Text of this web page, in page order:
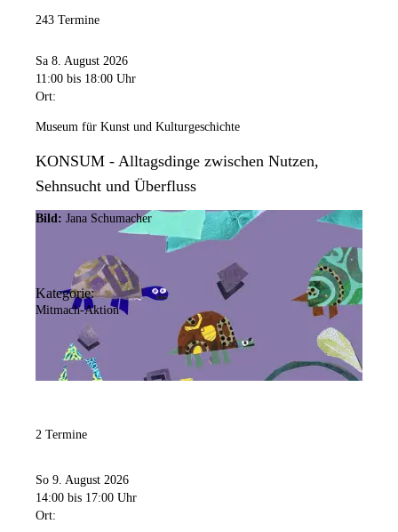
243 Termine
Sa 8. August 2026
11:00 bis 18:00 Uhr
Ort:
Museum für Kunst und Kulturgeschichte
KONSUM - Alltagsdinge zwischen Nutzen,
Sehnsucht und Überfluss
Bild: Jana Schumacher
Kategorie:
Mitmach-Aktion
2 Termine
So 9. August 2026
14:00 bis 17:00 Uhr
Ort: